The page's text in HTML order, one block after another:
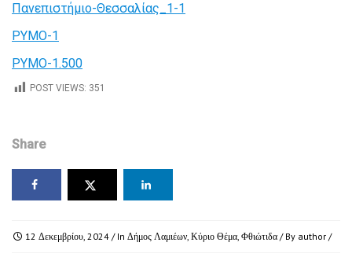
Πανεπιστήμιο-Θεσσαλίας_1-1
ΡΥΜΟ-1
ΡΥΜΟ-1.500
POST VIEWS: 351
Share
12 Δεκεμβρίου, 2024 / In Δήμος Λαμιέων, Κύριο Θέμα, Φθιώτιδα / By author /